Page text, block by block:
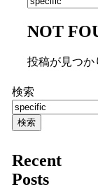
NOT
投稿が見つか
検索
検索
Recent
Posts